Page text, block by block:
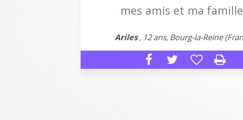
mes amis et ma
Ariles, 12 ans, Bourg-la-Reine